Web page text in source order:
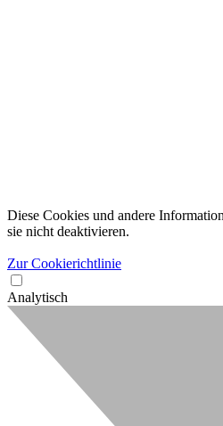
Diese Cookies und andere
sie nicht deaktivieren.
Zur Cookierichtlinie
Analytisch